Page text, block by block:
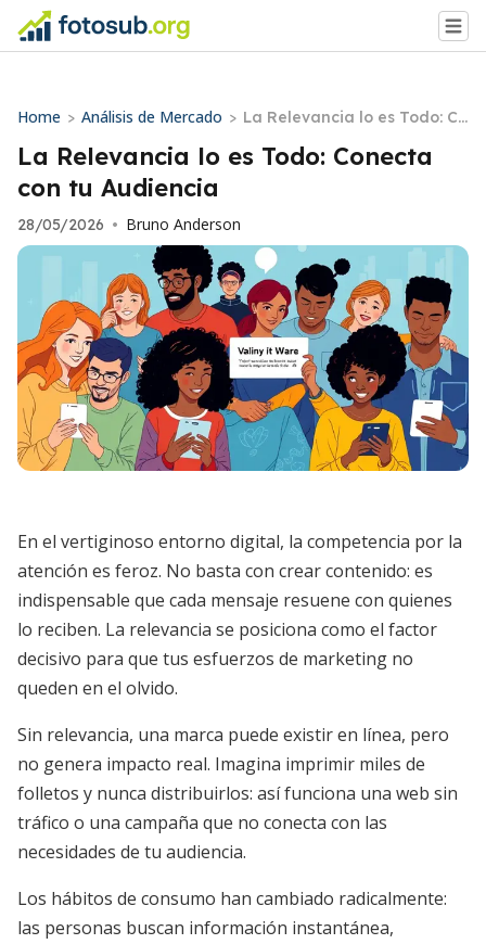
Home > Análisis de Mercado > La Relevancia lo es Todo: Co
necta con tu Audiencia
La Relevancia lo es Todo: Conecta
con tu Audiencia
28/05/2026 • Bruno Anderson
En el vertiginoso entorno digital, la competencia por la
atención es feroz. No basta con crear contenido: es
indispensable que cada mensaje resuene con quienes
lo reciben. La relevancia se posiciona como el factor
decisivo para que tus esfuerzos de marketing no
queden en el olvido.
Sin relevancia, una marca puede existir en línea, pero
no genera impacto real. Imagina imprimir miles de
folletos y nunca distribuirlos: así funciona una web sin
tráfico o una campaña que no conecta con las
necesidades de tu audiencia.
Los hábitos de consumo han cambiado radicalmente:
las personas buscan información instantánea,